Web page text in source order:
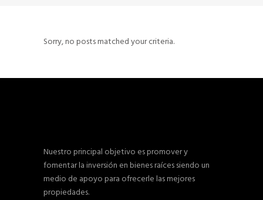
Sorry, no posts matched your criteria.
Nuestro principal objetivo es promover y
fomentar la inversión en bienes raíces siendo un
medio de apoyo para ofrecerle las mejores
propiedades.